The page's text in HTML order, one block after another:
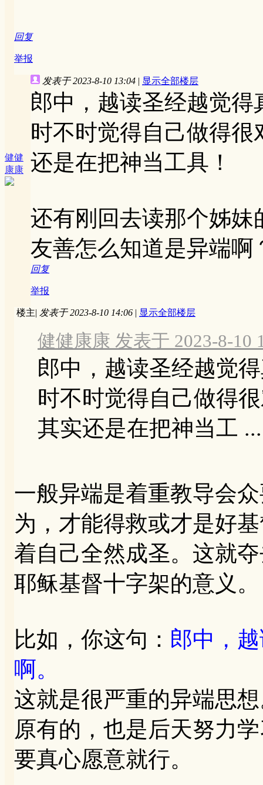
回复
举报
健健
康康
发表于 2023-8-10 13:04 | 显示全部楼层
郎中，越读圣经越觉得
时不时觉得自己做得
还是在把神当工具！
还有刚回去读那个姊妹
友善怎么知道是异端啊
回复
举报
楼主| 发表于 2023-8-10 14:06 | 显示全部楼层
健健康康 发表于 2023-8-10
郎中，越读圣经越觉
时不时觉得自己做得
其实还是在把神当工 ...
一般异端是着重教导会
为，才能得救或才是好
着自己全然成圣。这就
耶稣基督十字架的意义。
比如，你这句： 郎中，
啊。
这就是很严重的异端思
原有的，也是后天努力
要真心愿意就行。